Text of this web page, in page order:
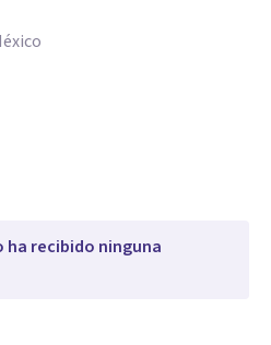
ha recibido ninguna